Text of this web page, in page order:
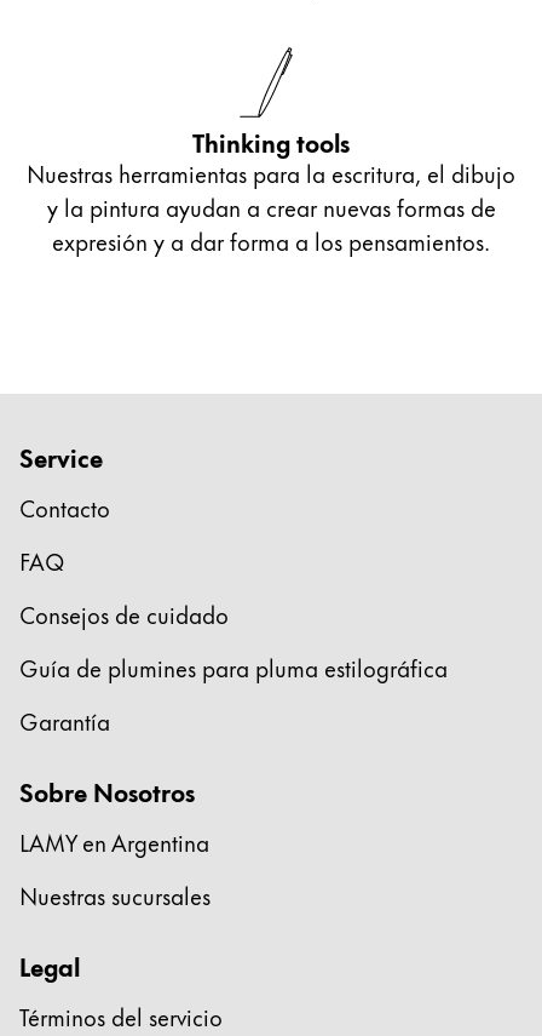
Thinking tools
Nuestras herramientas para la escritura, el dibujo
y la pintura ayudan a crear nuevas formas de
expresión y a dar forma a los pensamientos.
Service
Contacto
FAQ
Consejos de cuidado
Guía de plumines para pluma estilográfica
Garantía
Sobre Nosotros
LAMY en Argentina
Nuestras sucursales
Legal
Términos del servicio